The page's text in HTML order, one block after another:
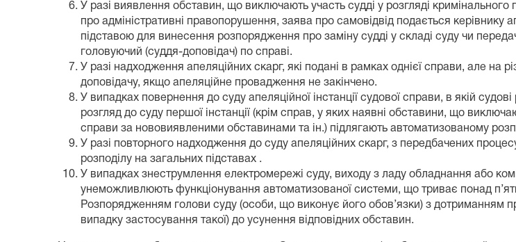
У разі виявлення обставин, що виключають участь судді у розгляді
про адміністративні правопорушення, заява про самовідвід подається керівнику
підставою для винесення розпорядження про заміну судді у складі суду чи
головуючий (суддя-доповідач) по справі.
У разі надходження апеляційних скарг, які подані в рамках однієї справи, але на
доповідачу, якщо апеляційне провадження не закінчено.
У випадках повернення до суду апеляційної інстанції судової справи, в якій
розгляд до суду першої інстанції (крім справ, у яких наявні обставини, що
справи за нововиявленими обставинами та ін.) підлягають автоматизованому
У разі повторного надходження до суду апеляційних скарг, з передбачених
розподілу на загальних підставах .
У випадках знеструмлення електромережі суду, виходу з ладу обладнання або
унеможливлюють функціонування автоматизованої системи, що триває понад
Розпорядженням голови суду (особи, що виконує його обов’язки) з дотриманням
випадку застосування такої) до усунення відповідних обставин.